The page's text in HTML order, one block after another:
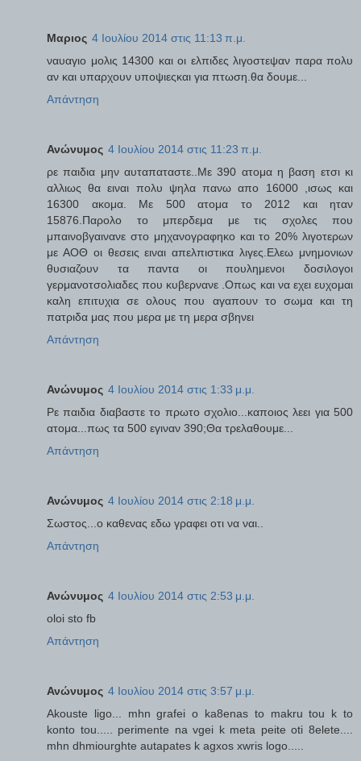
Μαριος 4 Ιουλίου 2014 στις 11:13 π.μ.
ναυαγιο μολις 14300 και οι ελπιδες λιγοστεψαν παρα πολυ
αν και υπαρχουν υποψιεςκαι για πτωση.θα δουμε...
Απάντηση
Ανώνυμος 4 Ιουλίου 2014 στις 11:23 π.μ.
ρε παιδια μην αυταπαταστε..Με 390 ατομα η βαση ετσι κι
αλλιως θα ειναι πολυ ψηλα πανω απο 16000 ,ισως και
16300 ακομα. Με 500 ατομα το 2012 και ηταν
15876.Παρολο το μπερδεμα με τις σχολες που
μπαινοβγαινανε στο μηχανογραφηκο και το 20% λιγοτερων
με ΑΟΘ οι θεσεις ειναι απελπιστικα λιγες.Ελεω μνημονιων
θυσιαζουν τα παντα οι πουλημενοι δοσιλογοι
γερμανοτσολιαδες που κυβερνανε .Οπως και να εχει ευχομαι
καλη επιτυχια σε ολους που αγαπουν το σωμα και τη
πατριδα μας που μερα με τη μερα σβηνει
Απάντηση
Ανώνυμος 4 Ιουλίου 2014 στις 1:33 μ.μ.
Ρε παιδια διαβαστε το πρωτο σχολιο...καποιος λεει για 500
ατομα...πως τα 500 εγιναν 390;Θα τρελαθουμε...
Απάντηση
Ανώνυμος 4 Ιουλίου 2014 στις 2:18 μ.μ.
Σωστος...ο καθενας εδω γραφει οτι να ναι..
Απάντηση
Ανώνυμος 4 Ιουλίου 2014 στις 2:53 μ.μ.
oloi sto fb
Απάντηση
Ανώνυμος 4 Ιουλίου 2014 στις 3:57 μ.μ.
Akouste ligo... mhn grafei o ka8enas to makru tou k to
konto tou..... perimente na vgei k meta peite oti 8elete....
mhn dhmiourghte autapates k agxos xwris logo.....